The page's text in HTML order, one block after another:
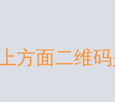
方面二维